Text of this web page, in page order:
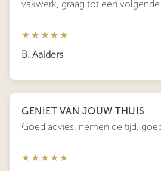
vakwerk, graag tot een volgende
★★★★★
B. Aalders
GENIET VAN JOUW THUIS
Goed advies, nemen de tijd,
★★★★★